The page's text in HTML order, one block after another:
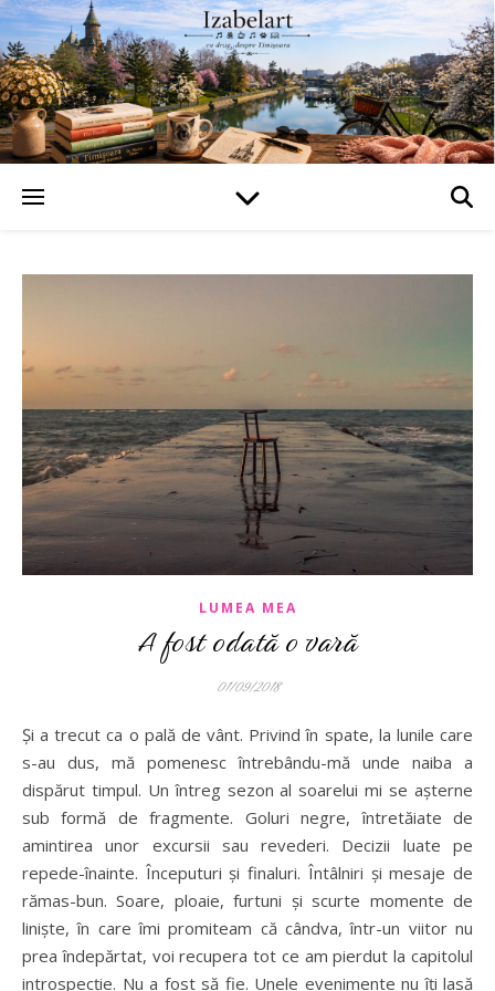
LUMEA MEA
A fost odată o vară
01/09/2018
Și a trecut ca o pală de vânt. Privind în spate, la lunile care
s-au dus, mă pomenesc întrebându-mă unde naiba a
dispărut timpul. Un întreg sezon al soarelui mi se așterne
sub formă de fragmente. Goluri negre, întretăiate de
amintirea unor excursii sau revederi. Decizii luate pe
repede-înainte. Începuturi și finaluri. Întâlniri și mesaje de
rămas-bun. Soare, ploaie, furtuni și scurte momente de
liniște, în care îmi promiteam că cândva, într-un viitor nu
prea îndepărtat, voi recupera tot ce am pierdut la capitolul
introspecție. Nu a fost să fie. Unele evenimente nu îți lasă